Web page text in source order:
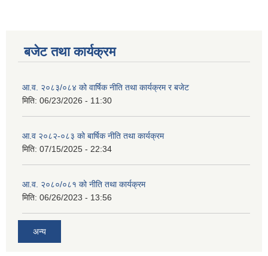
बजेट तथा कार्यक्रम
आ.व. २०८३/०८४ को वार्षिक नीति तथा कार्यक्रम र बजेट
मिति: 06/23/2026 - 11:30
आ.व २०८२-०८३ को बार्षिक नीति तथा कार्यक्रम
मिति: 07/15/2025 - 22:34
आ.व. २०८०/०८१ को नीति तथा कार्यक्रम
मिति: 06/26/2023 - 13:56
अन्य